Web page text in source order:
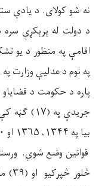
د دولت له پرېکړې
اقامې په منظور د یو
په نوم د عدليې وزارت